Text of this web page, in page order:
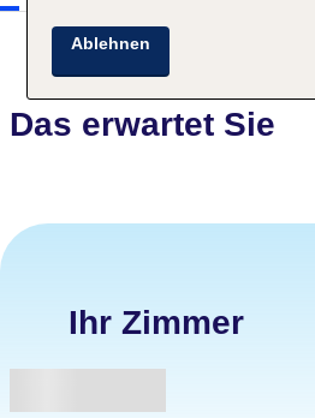
Das erwartet Sie
Ihr Zimmer
Ablehnen